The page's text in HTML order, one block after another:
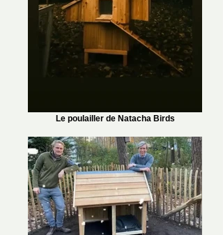
Le poulailler de Natacha Birds